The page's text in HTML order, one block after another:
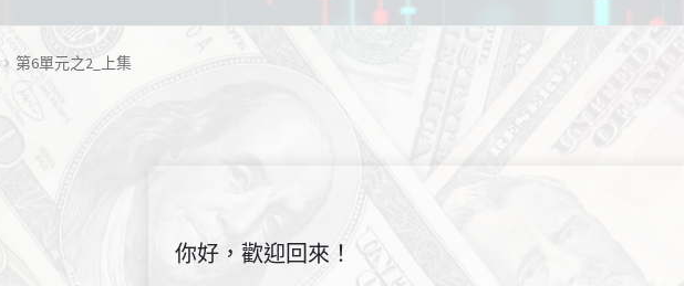
第6單元之2_上集
你好，歡迎回來！